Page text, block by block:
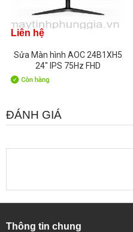
Liên hệ
Sửa Màn hình AOC 24B1XH5
24" IPS 75Hz FHD
ĐÁNH GIÁ
Thông tin chung